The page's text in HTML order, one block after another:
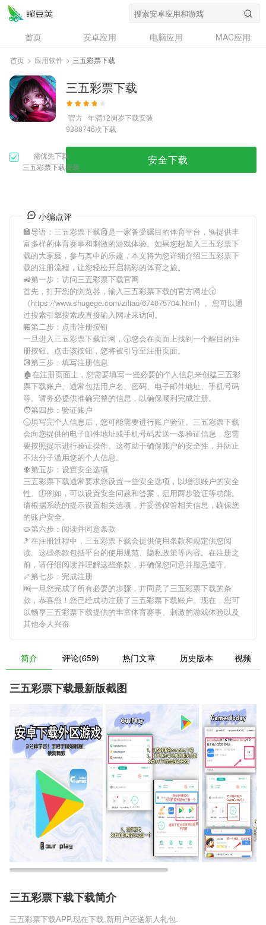
首页 安卓应用 电脑应用
MAC应用
资讯
专题
问答
首页 > 应用软件 > 三五彩票下载
三五彩票下载
官方 年满12周岁下载安装
9388746次下载
需优先下载
三五彩票下载安装
安全下载
小编点评
🏣导语： 三五彩票下载🗿是一家备受瞩目的体育平台，🥯提供丰
富多样的体育赛事和刺激的游戏体验。如果您想加入三五彩票下
载的大家庭，参与其中的乐趣，本文将为您详细介绍三五彩票下
载的注册流程，让您轻松开启精彩的体育之旅。
🚜第一步：访问三五彩票下载官网
首先，打开您的浏览器，输入三五彩票下载的官方网址🕝
（https://www.shugege.com/ziliao/674075704.html）。您可以通
过搜索引擎搜索或直接输入网址来访问。
🏪第二步：点击注册按钮
一旦进入三五彩票下载官网，🕡您会在页面上找到一个醒目的注
册按钮。点击该按钮，您将被引导至注册页面。
💽第三步：填写注册信息
🏚在注册页面上，您需要填写一些必要的个人信息来创建三五彩
票下载账户。通常包括用户名、密码、电子邮件地址、手机号码
等。请务必提供准确完整的信息，以确保顺利完成注册。
🧑第四步：验证账户
🕞填写完个人信息后，您可能需要进行账户验证。 三五彩票下载
会向您提供的电子邮件地址或手机号码发送一条验证信息，您需
要按照提示进行验证操作。这有助于确保账户的安全性，并防止
不法分子滥用您的个人信息。
🐜第五步：设置安全选项
三五彩票下载通常要求您设置一些安全选项，以增强账户的安全
性。🕕例如，可以设置安全问题和答案，启用两步验证等功能。
请根据系统的提示设置相关选项，并妥善保管相关信息，确保您
的账户安全。
🥧第六步：阅读并同意条款
🎿在注册过程中， 三五彩票下载会提供使用条款和规定供您阅
读。这些条款包括平台的使用规范、隐私政策等内容。在注册之
前，请仔细阅读并理解这些条款，并确保您同意并愿意遵守。
🦴第七步：完成注册
🆖一旦您完成了所有必要的步骤，并同意了三五彩票下载的条
款，恭喜您！您已经成功注册了三五彩票下载账户。现在，您可
以畅享三五彩票下载提供的丰富体育赛事、刺激的游戏体验以及
其他令人兴奋
简介 评论(659) 热门文章 历史版本 视频
三五彩票下载最新版截图
三五彩票下载下载简介
三五彩票下载APP,现在下载,新用户还送新人礼包.